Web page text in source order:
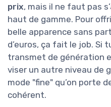
prix, mais il ne faut pas
haut de gamme. Pour
belle apparence sans
d’euros, ça fait le job. Si
transmet de génération
viser un autre niveau de
mode "fine" qu’on porte
cohérent.